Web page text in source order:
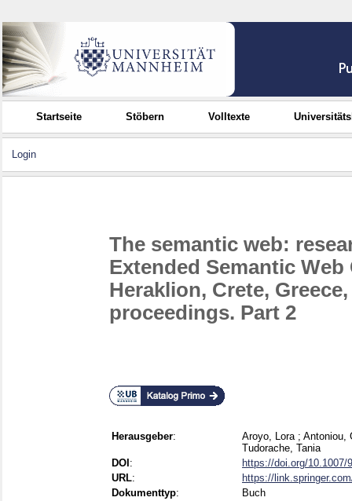
Startseite Stöbern Volltexte
Login
The semantic web:
Extended Semantic Web
Heraklion, Crete,
proceedings. Part 2
Herausgeber: Aroyo, Lora ; Antoniou,
Tudorache, Tania
DOI :
https://doi.org/10.1007/
URL:
https://
Dokumenttyp:
Buch